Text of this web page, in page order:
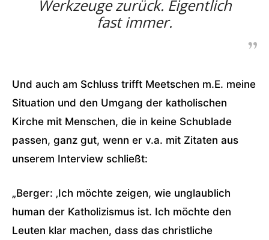
Werkzeuge zurück. Eigentlich
fast immer.
Und auch am Schluss trifft Meetschen m.E. meine
Situation und den Umgang der katholischen
Kirche mit Menschen, die in keine Schublade
passen, ganz gut, wenn er v.a. mit Zitaten aus
unserem Interview schließt:
„Berger: ‚Ich möchte zeigen, wie unglaublich
human der Katholizismus ist. Ich möchte den
Leuten klar machen, dass das christliche